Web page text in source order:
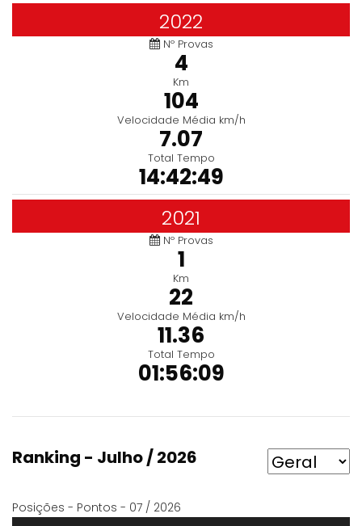
2022
Nº Provas
4
Km
104
Velocidade Média km/h
7.07
Total Tempo
14:42:49
2021
Nº Provas
1
Km
22
Velocidade Média km/h
11.36
Total Tempo
01:56:09
Ranking - Julho / 2026
Posições - Pontos - 07 / 2026